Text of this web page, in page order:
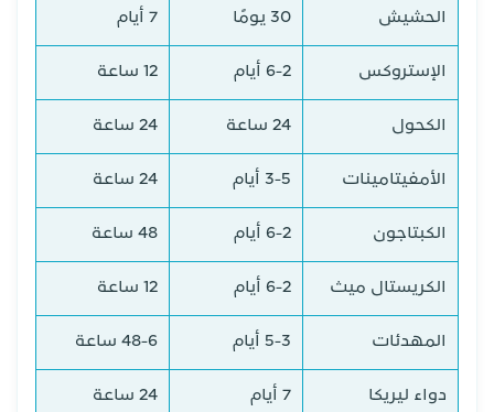
الحشيش 30 يومًا 7 أيام
الإستروكس 6-2 أيام 12 ساعة
الكحول 24 ساعة 24 ساعة
الأمفيتامينات 3-5 أيام 24 ساعة
الكبتاجون 6-2 أيام 48 ساعة
الكريستال ميث 6-2 أيام 12 ساعة
المهدئات 5-3 أيام 48-6 ساعة
دواء ليريكا 7 أيام 24 ساعة